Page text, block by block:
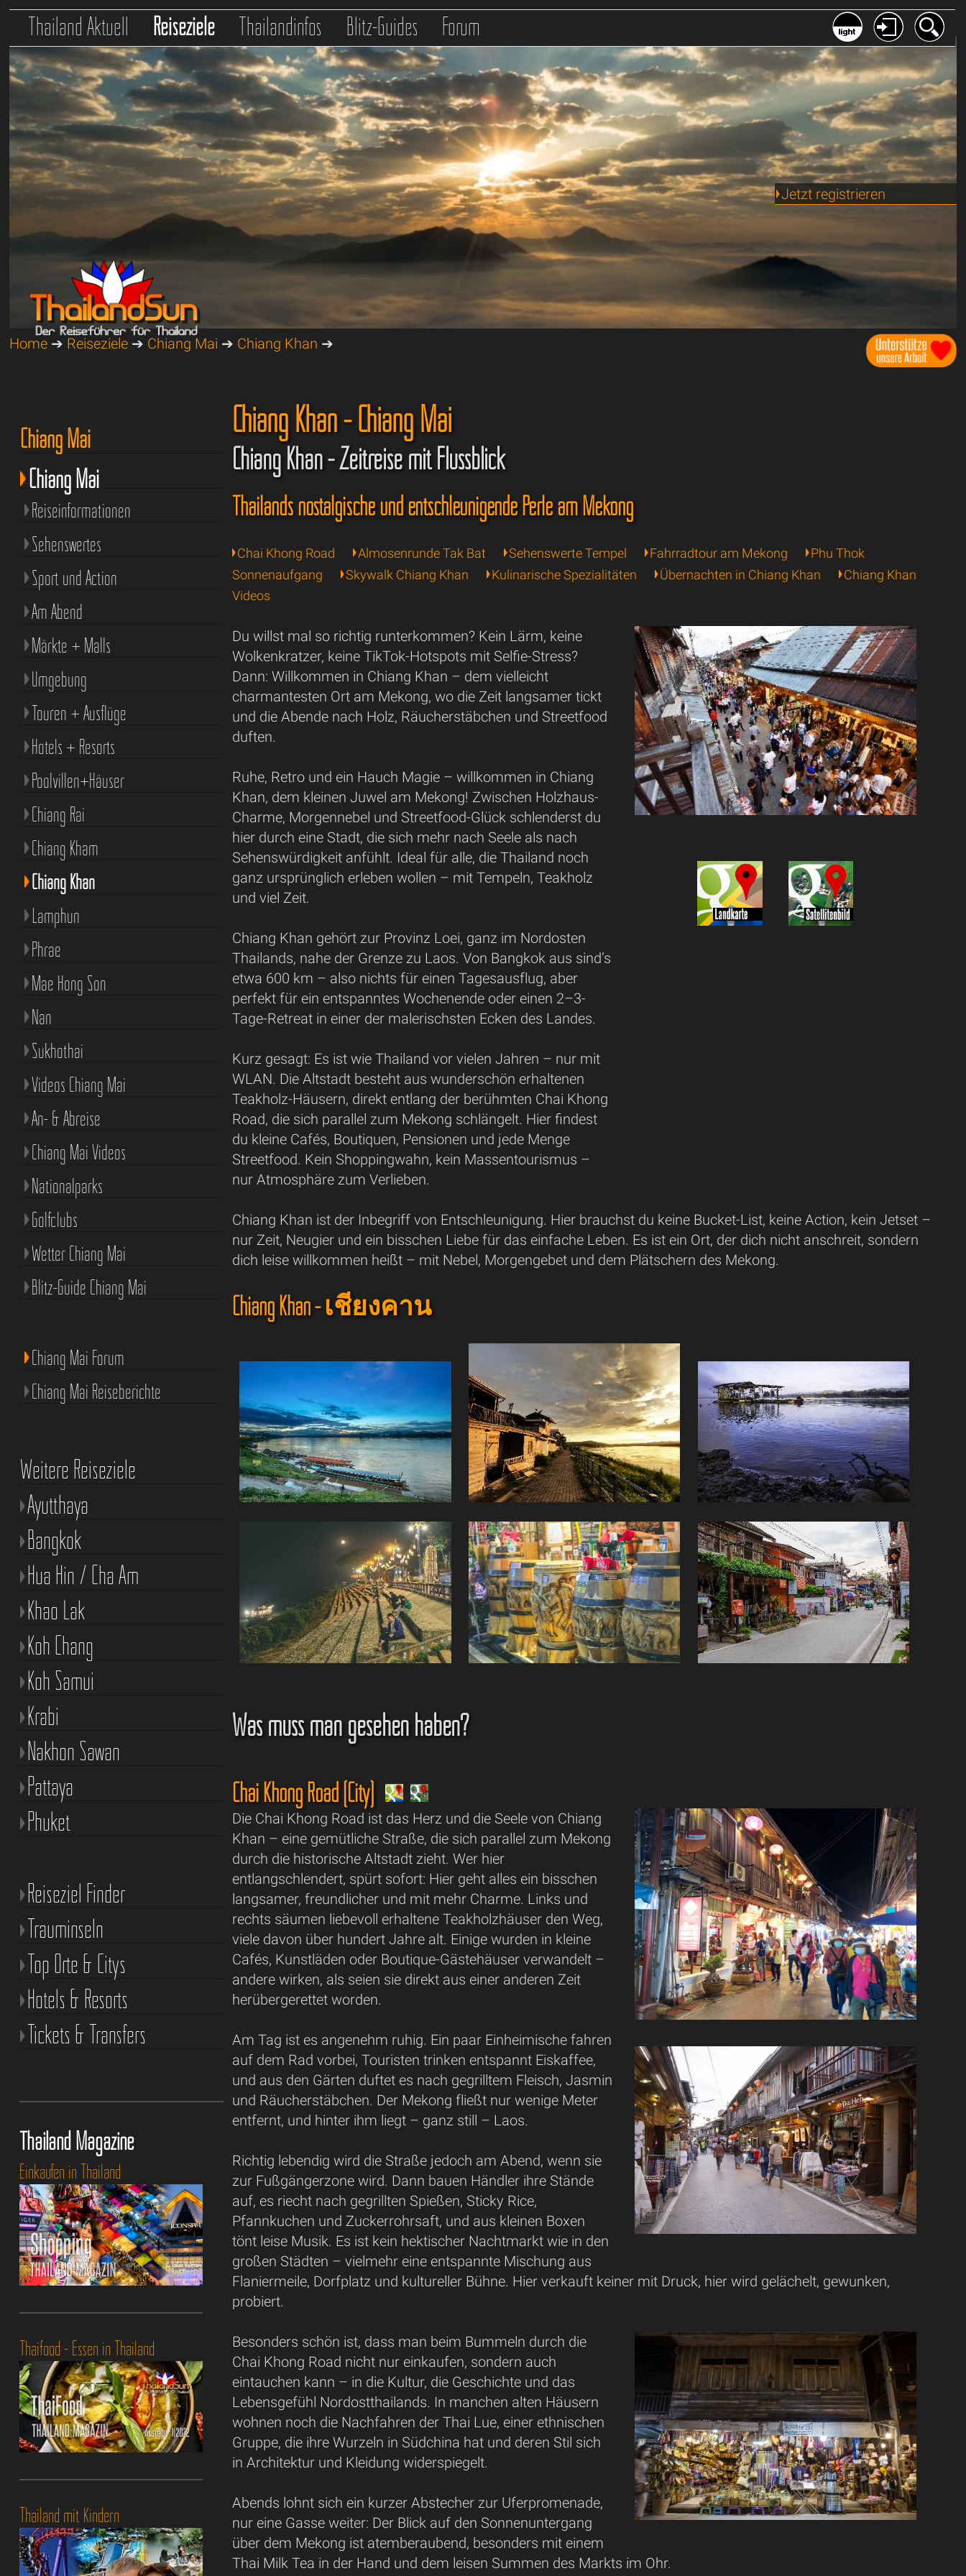
Thailand Aktuell Reiseziele Thailandinfos Blitz-Guides Forum
Jetzt registrieren
Home ➔ Reiseziele ➔ Chiang Mai ➔ Chiang Khan ➔
Chiang Khan - Chiang Mai
Chiang Khan - Zeitreise mit Flussblick
Thailands nostalgische und entschleunigende Perle am Mekong
Chai Khong Road Almosenrunde Tak Bat Sehenswerte Tempel Fahrradtour am Mekong
Phu Thok
Sonnenaufgang
Skywalk Chiang Khan Kulinarische Spezialitäten Übernachten in Chiang Khan
Chiang Khan
Videos
Du willst mal so richtig runterkommen? Kein Lärm, keine
Wolkenkratzer, keine TikTok-Hotspots mit Selfie-Stress?
Dann: Willkommen in Chiang Khan – dem vielleicht
charmantesten Ort am Mekong, wo die Zeit langsamer tickt
und die Abende nach Holz, Räucherstäbchen und Streetfood
duften.
Ruhe, Retro und ein Hauch Magie – willkommen in Chiang
Khan, dem kleinen Juwel am Mekong! Zwischen Holzhaus-
Charme, Morgennebel und Streetfood-Glück schlenderst du
hier durch eine Stadt, die sich mehr nach Seele als nach
Sehenswürdigkeit anfühlt. Ideal für alle, die Thailand noch
ganz ursprünglich erleben wollen – mit Tempeln, Teakholz
und viel Zeit.
Chiang Khan gehört zur Provinz Loei, ganz im Nordosten
Thailands, nahe der Grenze zu Laos. Von Bangkok aus sind’s
etwa 600 km – also nichts für einen Tagesausflug, aber
perfekt für ein entspanntes Wochenende oder einen 2–3-
Tage-Retreat in einer der malerischsten Ecken des Landes.
Kurz gesagt: Es ist wie Thailand vor vielen Jahren – nur mit
WLAN. Die Altstadt besteht aus wunderschön erhaltenen
Teakholz-Häusern, direkt entlang der berühmten Chai Khong
Road, die sich parallel zum Mekong schlängelt. Hier findest
du kleine Cafés, Boutiquen, Pensionen und jede Menge
Streetfood. Kein Shoppingwahn, kein Massentourismus –
nur Atmosphäre zum Verlieben.
Chiang Khan ist der Inbegriff von Entschleunigung. Hier brauchst du keine Bucket-List, keine Action, kein Jetset –
nur Zeit, Neugier und ein bisschen Liebe für das einfache Leben. Es ist ein Ort, der dich nicht anschreit, sondern
dich leise willkommen heißt – mit Nebel, Morgengebet und dem Plätschern des Mekong.
Chiang Khan - เชียงคาน
Was muss man gesehen haben?
Chai Khong Road (City)
Die Chai Khong Road ist das Herz und die Seele von Chiang
Khan – eine gemütliche Straße, die sich parallel zum Mekong
durch die historische Altstadt zieht. Wer hier
entlangschlendert, spürt sofort: Hier geht alles ein bisschen
langsamer, freundlicher und mit mehr Charme. Links und
rechts säumen liebevoll erhaltene Teakholzhäuser den Weg,
viele davon über hundert Jahre alt. Einige wurden in kleine
Cafés, Kunstläden oder Boutique-Gästehäuser verwandelt –
andere wirken, als seien sie direkt aus einer anderen Zeit
herübergerettet worden.
Am Tag ist es angenehm ruhig. Ein paar Einheimische fahren
auf dem Rad vorbei, Touristen trinken entspannt Eiskaffee,
und aus den Gärten duftet es nach gegrilltem Fleisch, Jasmin
und Räucherstäbchen. Der Mekong fließt nur wenige Meter
entfernt, und hinter ihm liegt – ganz still – Laos.
Richtig lebendig wird die Straße jedoch am Abend, wenn sie
zur Fußgängerzone wird. Dann bauen Händler ihre Stände
auf, es riecht nach gegrillten Spießen, Sticky Rice,
Pfannkuchen und Zuckerrohrsaft, und aus kleinen Boxen
tönt leise Musik. Es ist kein hektischer Nachtmarkt wie in den
großen Städten – vielmehr eine entspannte Mischung aus
Flaniermeile, Dorfplatz und kultureller Bühne. Hier verkauft keiner mit Druck, hier wird gelächelt, gewunken,
probiert.
Besonders schön ist, dass man beim Bummeln durch die
Chai Khong Road nicht nur einkaufen, sondern auch
eintauchen kann – in die Kultur, die Geschichte und das
Lebensgefühl Nordostthailands. In manchen alten Häusern
wohnen noch die Nachfahren der Thai Lue, einer ethnischen
Gruppe, die ihre Wurzeln in Südchina hat und deren Stil sich
in Architektur und Kleidung widerspiegelt.
Abends lohnt sich ein kurzer Abstecher zur Uferpromenade,
nur eine Gasse weiter: Der Blick auf den Sonnenuntergang
über dem Mekong ist atemberaubend, besonders mit einem
Thai Milk Tea in der Hand und dem leisen Summen des Markts im Ohr.
Chiang Mai
Chiang Mai
Reiseinformationen
Sehenswertes
Sport und Action
Am Abend
Märkte + Malls
Umgebung
Touren + Ausflüge
Hotels + Resorts
Poolvillen+Häuser
Chiang Rai
Chiang Kham
Chiang Khan
Lamphun
Phrae
Mae Hong Son
Nan
Sukhothai
Videos Chiang Mai
An- & Abreise
Chiang Mai Videos
Nationalparks
Golfclubs
Wetter Chiang Mai
Blitz-Guide Chiang Mai
Chiang Mai Forum
Chiang Mai Reiseberichte
Weitere Reiseziele
Ayutthaya
Bangkok
Hua Hin / Cha Am
Khao Lak
Koh Chang
Koh Samui
Krabi
Nakhon Sawan
Pattaya
Phuket
Reiseziel Finder
Trauminseln
Top Orte & Citys
Hotels & Resorts
Tickets & Transfers
Thailand Magazine
Einkaufen in Thailand
Thaifood - Essen in Thailand
Thailand mit Kindern